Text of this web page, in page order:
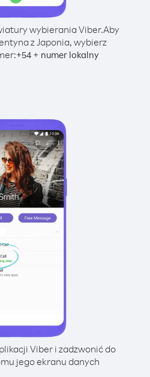
wybierania Viber.Aby
z Japonia, wybierz
+54 + numer lokalny
Viber i zadzwonić do
jego ekranu danych